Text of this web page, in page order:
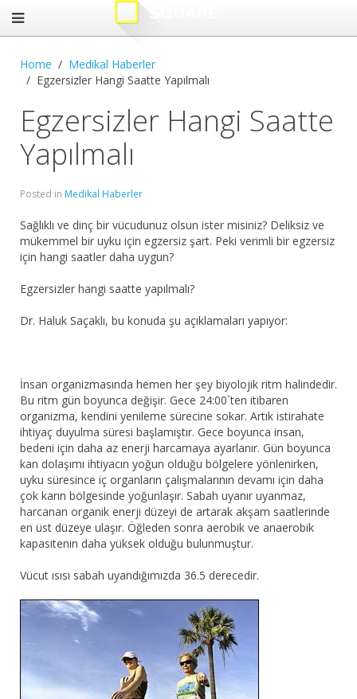
Home
Medikal Haberler
Egzersizler Hangi Saatte Yapılmalı
Egzersizler Hangi Saatte
Yapılmalı
Posted in Medikal Haberler
Sağlıklı ve dinç bir vücudunuz olsun ister misiniz? Deliksiz ve
mükemmel bir uyku için egzersiz şart. Peki verimli bir egzersiz
için hangi saatler daha uygun?
Egzersizler hangi saatte yapılmalı?
Dr. Haluk Saçaklı, bu konuda şu açıklamaları yapıyor:
İnsan organizmasında hemen her şey biyolojik ritm halindedir.
Bu ritm gün boyunca değişir. Gece 24:00`ten itibaren
organizma, kendini yenileme sürecine sokar. Artık istirahate
ihtiyaç duyulma süresi başlamıştır. Gece boyunca insan,
bedeni için daha az enerji harcamaya ayarlanır. Gün boyunca
kan dolaşımı ihtiyacın yoğun olduğu bölgelere yönlenirken,
uyku süresince iç organların çalışmalarının devamı için daha
çok karın bölgesinde yoğunlaşır. Sabah uyanır uyanmaz,
harcanan organik enerji düzeyi de artarak akşam saatlerinde
en üst düzeye ulaşır. Öğleden sonra aerobik ve anaerobik
kapasitenin daha yüksek olduğu bulunmuştur.
Vücut ısısı sabah uyandığımızda 36.5 derecedir.